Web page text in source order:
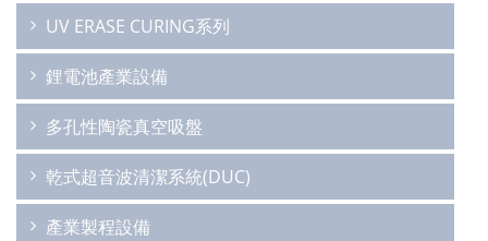
UV ERASE CURING系列
鋰電池產業設備
多孔性陶瓷真空吸盤
乾式超音波清潔系統(DUC)
產業製程設備